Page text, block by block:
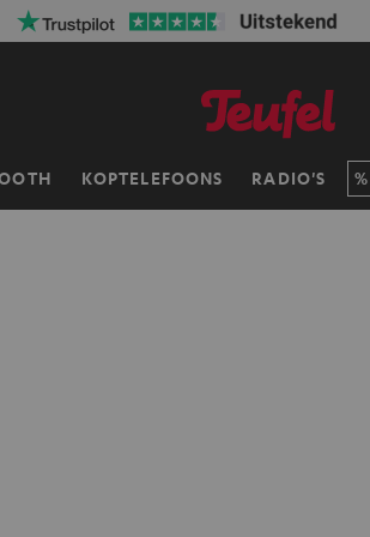
KOPTELEFOONS RADIO'S